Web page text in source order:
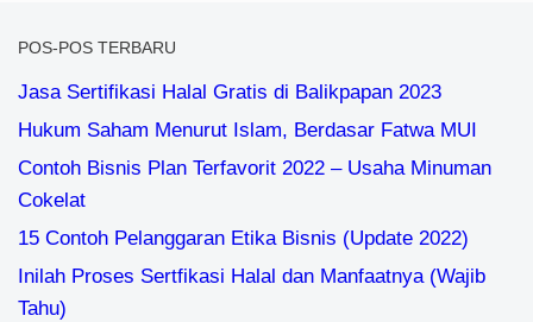
POS-POS TERBARU
Jasa Sertifikasi Halal Gratis di Balikpapan 2023
Hukum Saham Menurut Islam, Berdasar Fatwa MUI
Contoh Bisnis Plan Terfavorit 2022 – Usaha Minuman
Cokelat
15 Contoh Pelanggaran Etika Bisnis (Update 2022)
Inilah Proses Sertfikasi Halal dan Manfaatnya (Wajib
Tahu)